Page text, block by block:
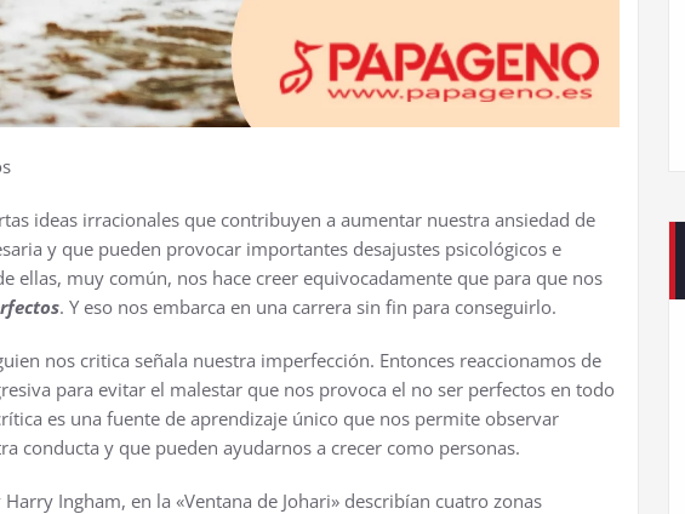
ideas irracionales que contribuyen a aumentar nuestra ansiedad de
y que pueden provocar importantes desajustes psicológicos e
ellas, muy común, nos hace creer equivocadamente que para que nos
. Y eso nos embarca en una carrera sin fin para conseguirlo.
nos critica señala nuestra imperfección. Entonces reaccionamos de
para evitar el malestar que nos provoca el no ser perfectos en todo
es una fuente de aprendizaje único que nos permite observar
conducta y que pueden ayudarnos a crecer como personas.
Ingham​, en la «Ventana de Johari» describían cuatro zonas